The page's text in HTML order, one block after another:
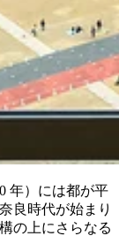
年）には都が平
良時代が始まり
の上にさらなる